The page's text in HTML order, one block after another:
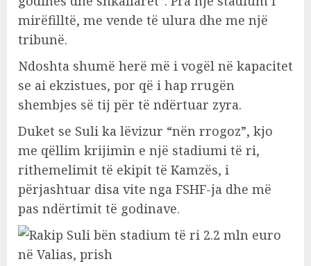
mirëfilltë, me vende të ulura dhe me një
tribunë.
Ndoshta shumë herë më i vogël në kapacitet
se ai ekzistues, por që i hap rrugën
shembjes së tij për të ndërtuar zyra.
Duket se Suli ka lëvizur “nën rrogoz”, kjo
me qëllim krijimin e një stadiumi të ri,
rithemelimit të ekipit të Kamzës, i
përjashtuar disa vite nga FSHF-ja dhe më
pas ndërtimit të godinave.